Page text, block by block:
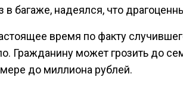
в багаже, надеялся, что
время по факту
Гражданину может грозить до
до миллиона рублей.